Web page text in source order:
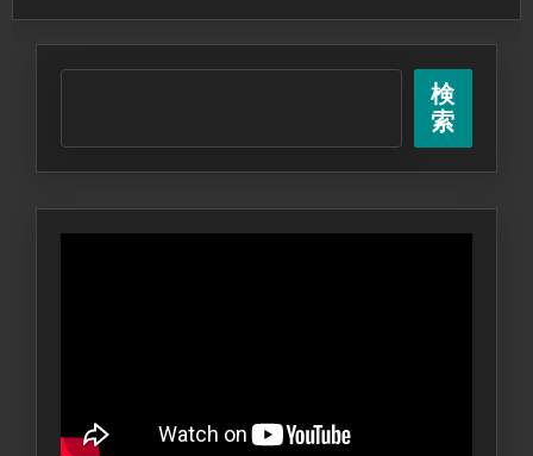
燕
三
条
す
送
検
索